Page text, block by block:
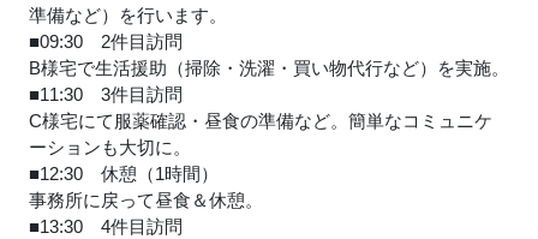
準備など）を行います。
■09:30 2件目訪問
B様宅で生活援助（掃除・洗濯・買い物代行など）を実施。
■11:30 3件目訪問
C様宅にて服薬確認・昼食の準備など。簡単なコミュニケ
ーションも大切に。
■12:30 休憩（1時間）
事務所に戻って昼食＆休憩。
■13:30 4件目訪問